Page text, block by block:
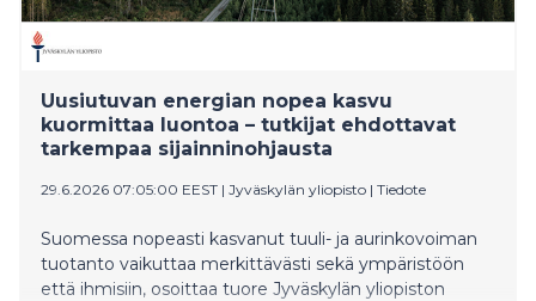
Uusiutuvan energian nopea kasvu
kuormittaa luontoa – tutkijat ehdottavat
tarkempaa sijainninohjausta
29.6.2026 07:05:00 EEST | Jyväskylän yliopisto | Tiedote
Suomessa nopeasti kasvanut tuuli- ja aurinkovoiman
tuotanto vaikuttaa merkittävästi sekä ympäristöön
että ihmisiin, osoittaa tuore Jyväskylän yliopiston